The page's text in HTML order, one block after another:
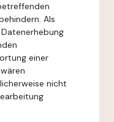
Als
einer
nicht